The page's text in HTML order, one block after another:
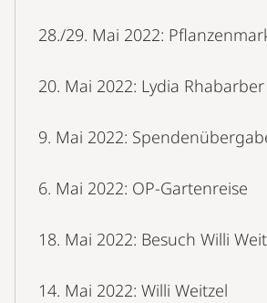
28./29. Mai 2022:
20. Mai 2022: Lydia Rhabarber
9. Mai 2022:
6. Mai 2022: OP-Gartenreise
18. Mai 2022: Besuch Willi
14. Mai 2022: Willi Weitzel